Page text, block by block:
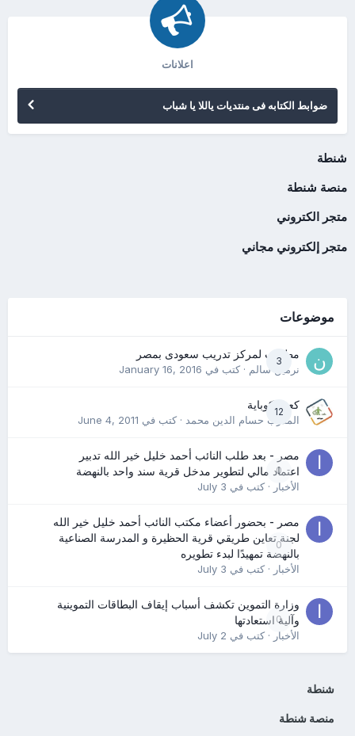
اعلانات
ضوابط الكتابه فى منتديات ياللا يا شباب
شنطة
منصة شنطة
متجر الكتروني
متجر إلكتروني مجاني
موضوعات
3
مطلوب لمركز تدريب سعودى بمصر
نرمين سالم· كتب في January 16, 2016
12
كعب كوباية
المدرب حسام الدين محمد· كتب في June 4, 2011
0
مصر - بعد طلب النائب أحمد خليل خير الله تدبير
اعتماد مالي لتطوير مدخل قرية سند واحد بالنهضة
الأخبار· كتب في July 3
0
مصر - بحضور أعضاء مكتب النائب أحمد خليل خير الله
لجنة تعاين طريقي قرية الحظيرة و المدرسة الصناعية
بالنهضة تمهيدًا لبدء تطويره
الأخبار· كتب في July 3
0
وزارة التموين تكشف أسباب إيقاف البطاقات التموينية
وآلية استعادتها
الأخبار· كتب في July 2
شنطة
منصة شنطة